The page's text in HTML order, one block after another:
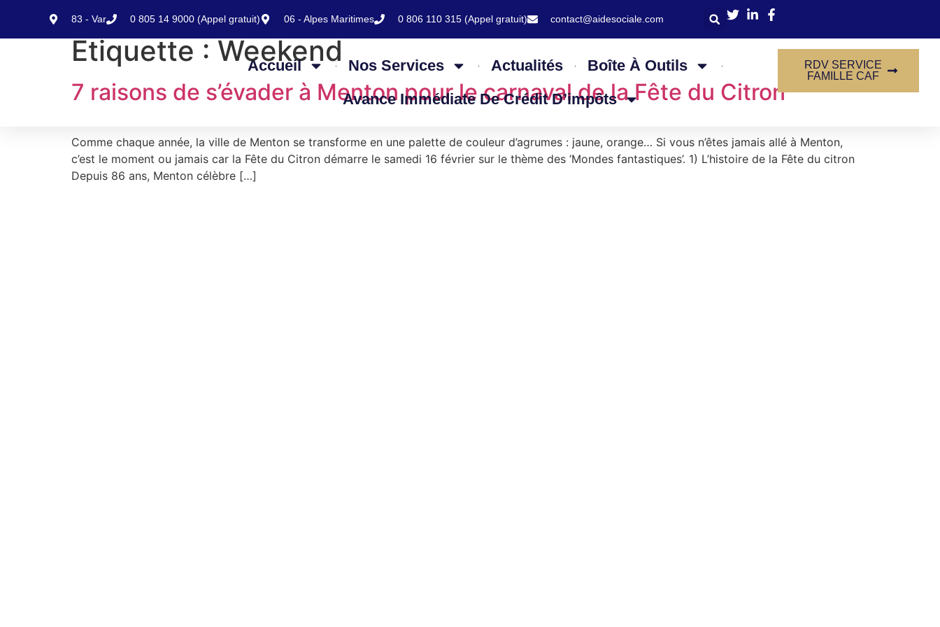
83 - Var 0 805 14 9000 (Appel gratuit) 06 - Alpes Maritimes 0 806 110 315 (Appel gratuit) contact@aidesociale.com
Accueil Nos Services Actualités
Boîte À Outils
Avance Immédiate De Crédit D’impôts
RDV SERVICE
FAMILLE CAF
Étiquette : Weekend
7 raisons de s’évader à Menton pour le carnaval de la Fête du Citron
Comme chaque année, la ville de Menton se transforme en une palette de couleur d’agrumes : jaune, orange… Si vous n’êtes jamais allé à Menton,
c’est le moment ou jamais car la Fête du Citron démarre le samedi 16 février sur le thème des ‘Mondes fantastiques’. 1) L’histoire de la Fête du citron
Depuis 86 ans, Menton célèbre […]